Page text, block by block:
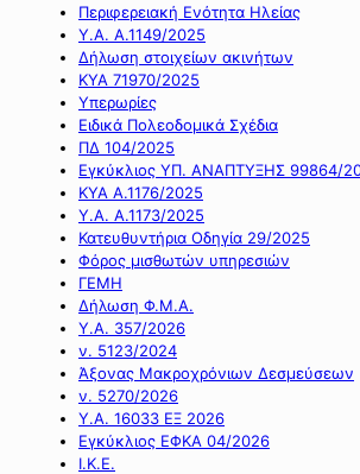
Περιφερειακή Ενότητα Ηλείας
Υ.Α. Α.1149/2025
Δήλωση στοιχείων ακινήτων
ΚΥΑ 71970/2025
Υπερωρίες
Ειδικά Πολεοδομικά Σχέδια
ΠΔ 104/2025
Εγκύκλιος ΥΠ. ΑΝΑΠΤΥΞΗΣ 99864/
ΚΥΑ Α.1176/2025
Υ.Α. Α.1173/2025
Κατευθυντήρια Οδηγία 29/2025
Φόρος μισθωτών υπηρεσιών
ΓΕΜΗ
Δήλωση Φ.Μ.Α.
Υ.Α. 357/2026
ν. 5123/2024
Άξονας Μακροχρόνιων Δεσμεύσεων
ν. 5270/2026
Υ.Α. 16033 ΕΞ 2026
Εγκύκλιος ΕΦΚΑ 04/2026
Ι.Κ.Ε.